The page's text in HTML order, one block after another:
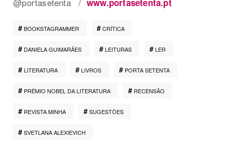
www.portasetenta.pt
BOOKSTAGRAMMER CRÍTICA
DANIELA GUIMARÃES LEITURAS LER
LITERATURA LIVROS PORTA SETENTA
PRÉMIO NOBEL DA LITERATURA RECENSÃO
REVISTA MINHA SUGESTÕES
SVETLANA ALEXIEVICH